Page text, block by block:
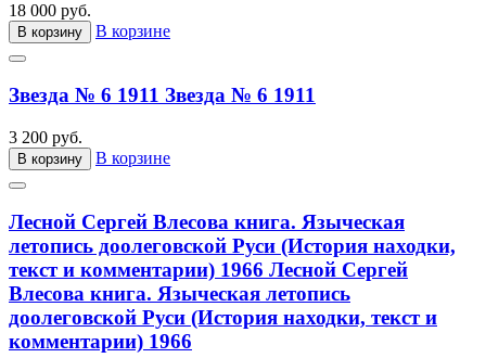
18 000 руб.
В корзину В корзине
Звезда № 6 1911 Звезда № 6 1911
3 200 руб.
В корзину В корзине
Лесной Сергей Влесова книга. Языческая
летопись доолеговской Руси (История находки,
текст и комментарии) 1966 Лесной Сергей
Влесова книга. Языческая летопись
доолеговской Руси (История находки, текст и
комментарии) 1966